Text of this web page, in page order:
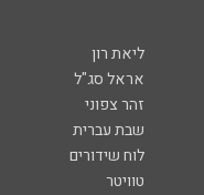
ליאת רון
אראל סג"ל
זהר צפוני
שבת עברית
לוח שידורים
טוויטר